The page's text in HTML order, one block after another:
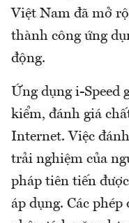
Việt Nam đã mở
thành công ứng
động.
Ứng dụng i-Speed
kiểm, đánh giá
Internet. Việc
trải nghiệm của
pháp tiên tiến
áp dụng. Các